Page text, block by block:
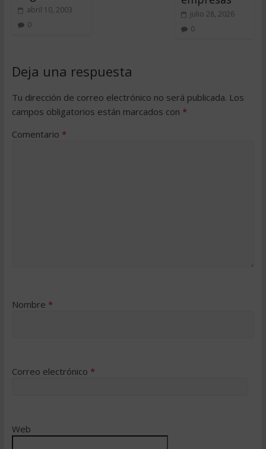
abril 10, 2003
0
julio 28, 2026
0
Deja una respuesta
Tu dirección de correo electrónico no será publicada. Los
campos obligatorios están marcados con *
Comentario *
Nombre *
Correo electrónico *
Web